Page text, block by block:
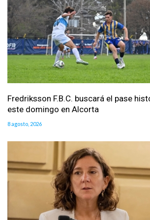
Fredriksson F.B.C. buscará el pase
este domingo en Alcorta
8 agosto, 2026